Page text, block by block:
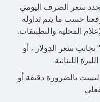
سعر الصرف اليومي
حسب ما يتم تداوله
المحلية والتطبيقات.
سعر الدولار ، أو
اللبنانية.
ليست بالضرورة دقيقة أو